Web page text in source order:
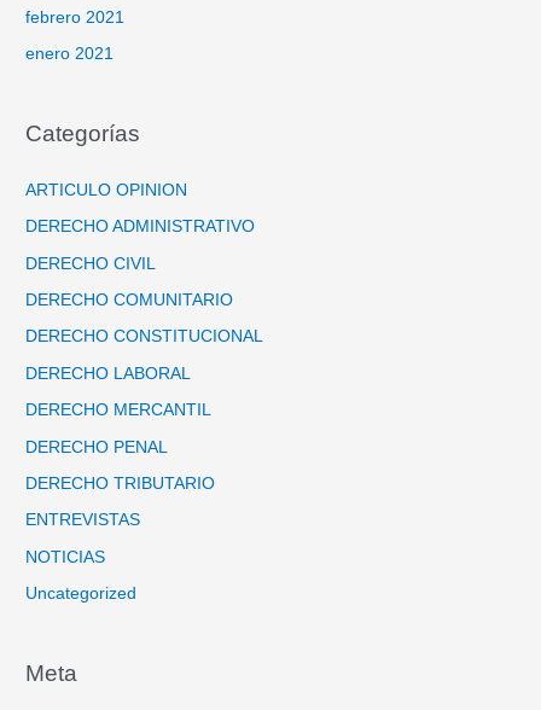
febrero 2021
enero 2021
Categorías
ARTICULO OPINION
DERECHO ADMINISTRATIVO
DERECHO CIVIL
DERECHO COMUNITARIO
DERECHO CONSTITUCIONAL
DERECHO LABORAL
DERECHO MERCANTIL
DERECHO PENAL
DERECHO TRIBUTARIO
ENTREVISTAS
NOTICIAS
Uncategorized
Meta